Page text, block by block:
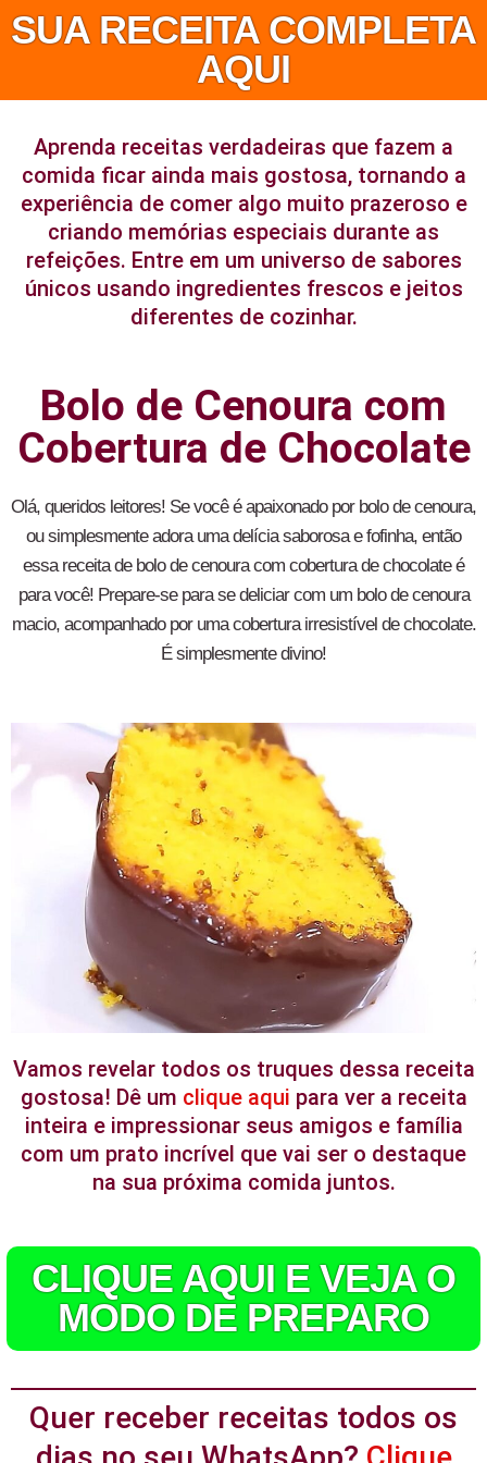
SUA RECEITA COMPLETA
AQUI
Aprenda receitas verdadeiras que fazem a
comida ficar ainda mais gostosa, tornando a
experiência de comer algo muito prazeroso e
criando memórias especiais durante as
refeições. Entre em um universo de sabores
únicos usando ingredientes frescos e jeitos
diferentes de cozinhar.
Bolo de Cenoura com
Cobertura de Chocolate
Olá, queridos leitores! Se você é apaixonado por bolo de cenoura,
ou simplesmente adora uma delícia saborosa e fofinha, então
essa receita de bolo de cenoura com cobertura de chocolate é
para você! Prepare-se para se deliciar com um bolo de cenoura
macio, acompanhado por uma cobertura irresistível de chocolate.
É simplesmente divino!
Vamos revelar todos os truques dessa receita
gostosa! Dê um clique aqui para ver a receita
inteira e impressionar seus amigos e família
com um prato incrível que vai ser o destaque
na sua próxima comida juntos.
CLIQUE AQUI E VEJA O
MODO DE PREPARO
Quer receber receitas todos os